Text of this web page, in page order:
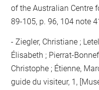
of the Australian Centre
89-105, p. 96, 104 note
Ziegler, Christiane ;
Élisabeth ; Pierrat-
Christophe ; Étienne,
guide du visiteur, 1,